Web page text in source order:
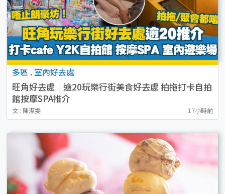
多區 . 室內好去處
旺角好去處｜逾20玩樂行街美食好去處 拍拖打卡自拍
館按摩SPA推介
文 : 陳潔雯 17小時前